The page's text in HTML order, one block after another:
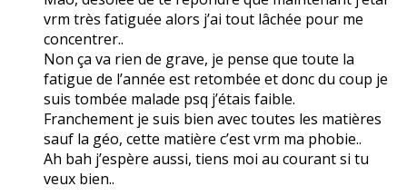
vrm très fatiguée alors j’ai tout lâchée pour me
concentrer..
Non ça va rien de grave, je pense que toute la
fatigue de l’année est retombée et donc du coup je
suis tombée malade psq j’étais faible.
Franchement je suis bien avec toutes les matières
sauf la géo, cette matière c’est vrm ma phobie..
Ah bah j’espère aussi, tiens moi au courant si tu
veux bien..